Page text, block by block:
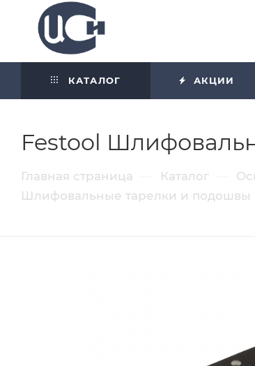
КАТАЛОГ АКЦИИ
Festool
Главная страница Каталог
Шлифовальные тарелки и подошвы